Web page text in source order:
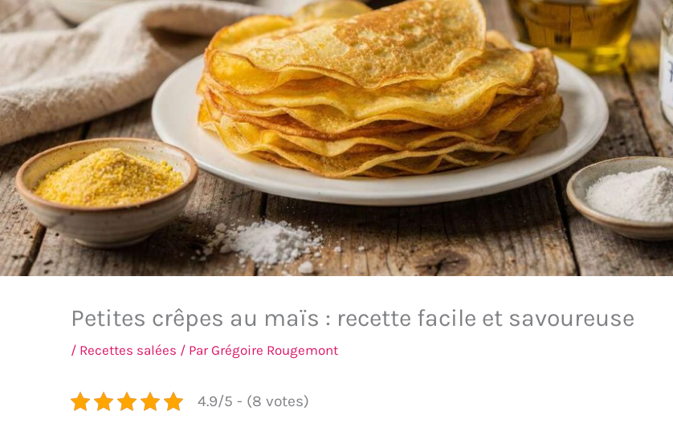
Petites crêpes au maïs : recette facile et savoureuse
/ Recettes salées / ParGrégoire Rougemont
4.9/5 - (8 votes)